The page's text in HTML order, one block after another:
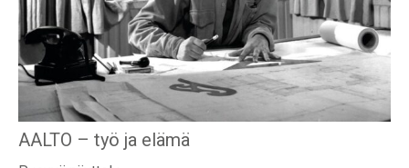
AALTO – työ ja elämä